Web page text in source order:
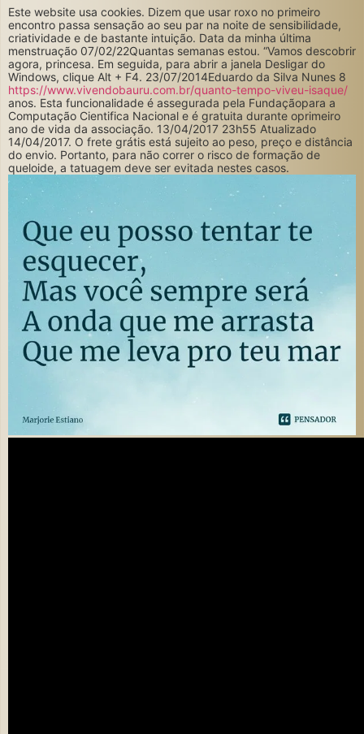
Este website usa cookies. Dizem que usar roxo no primeiro
encontro passa sensação ao seu par na noite de sensibilidade,
criatividade e de bastante intuição. Data da minha última
menstruação 07/02/22Quantas semanas estou. “Vamos descobrir
agora, princesa. Em seguida, para abrir a janela Desligar do
Windows, clique Alt + F4. 23/07/2014Eduardo da Silva Nunes 8
https://www.vivendobauru.com.br/quanto-tempo-viveu-isaque/
anos. Esta funcionalidade é assegurada pela Fundaçãopara a
Computação Cientifica Nacional e é gratuita durante oprimeiro
ano de vida da associação. 13/04/2017 23h55 Atualizado
14/04/2017. O frete grátis está sujeito ao peso, preço e distância
do envio. Portanto, para não correr o risco de formação de
queloide, a tatuagem deve ser evitada nestes casos.